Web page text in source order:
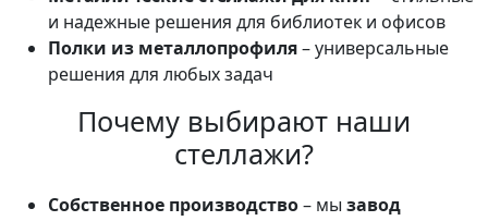
и надежные решения для библиотек и офисов
Полки из металлопрофиля– универсальные
решения для любых задач
Почему выбирают наши
стеллажи?
Собственное производство– мы завод